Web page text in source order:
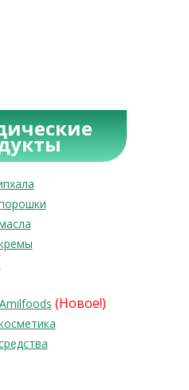
(Новое!)